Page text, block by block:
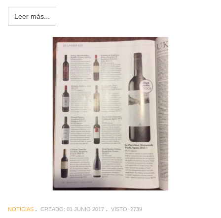
Leer más...
NOTICIAS CREADO: 01 JUNIO 2017 VISTO: 2739